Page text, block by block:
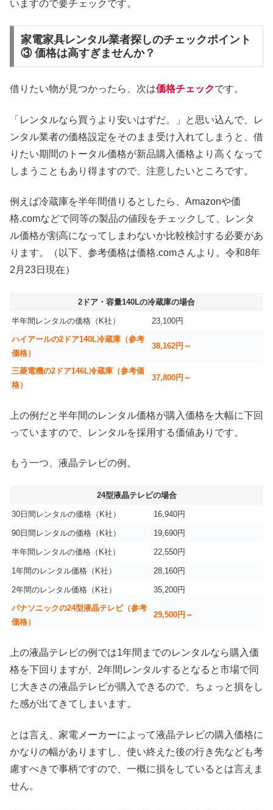
いますので要チェックです。
家電家具レンタル業者探しのチェックポイント
③ 価格は高すぎませんか？
借りたい物が見つかったら、次は価格チェックです。
「レンタルなら買うより安いはずだ。」と思い込んで、レ
ンタル業者の価格設定をそのまま受け入れてしまうと、借
りたい期間のトータル価格が新品購入価格より高くなって
しまうこともあり得ますので、注意したいところです。
例えば冷蔵庫を半年間借りるとしたら、Amazonや価
格.comなどで同等の製品の値段をチェックして、レンタ
ル価格が割高になってしまわないか比較検討する必要があ
ります。（以下、参考価格は価格.comさんより。令和8年
2月23日現在）
2ドア・容量140Lの冷蔵庫の場合
半年間レンタルの価格（K社）
23,100円
ハイアールの2ドア140L冷蔵庫（参考
価格）
38,162円～
三菱電機の2ドア146L冷蔵庫（参考価
格）
37,800円～
上の例だと半年間のレンタル価格が購入価格を大幅に下回
っていますので、レンタルを採用する価値ありです。
もう一つ、液晶テレビの例。
24型液晶テレビの場合
30日間レンタルの価格（K社） 16,940円
90日間レンタルの価格（K社） 19,690円
半年間レンタルの価格（K社） 22,550円
1年間のレンタル価格（K社） 28,160円
2年間のレンタル価格（K社）
35,200円
パナソニックの24型液晶テレビ（参考
価格）
29,500円～
上の液晶テレビの例では1年間までのレンタルなら購入価
格を下回りますが、2年間レンタルするとなると市場で同
じ大きさの液晶テレビが購入できるので、ちょっと損をし
た感が出てきてしまいます。
とは言え、家電メーカーによって液晶テレビの購入価格に
かなりの幅がありますし、使い終えた後の行き先なども考
慮すべきで事柄ですので、一概に損をしているとは言えま
せん。